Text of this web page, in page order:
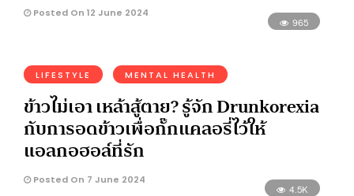
Posted On 12 June 2024
965
LIFESTYLE MENTAL HEALTH
ข้าวไม่เอา เหล้าสู้ตาย? รู้จัก Drunkorexia
กับการอดข้าวเพื่อกั๊กแคลอรี่ไว้ให้
แอลกอฮอล์ที่รัก
Posted On 7 June 2024
4.5K